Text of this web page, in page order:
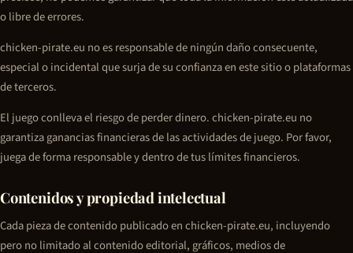
o libre de errores.
chicken-pirate.eu no es responsable de ningún daño consecuente,
especial o incidental que surja de su confianza en este sitio o plataformas
de terceros.
El juego conlleva el riesgo de perder dinero. chicken-pirate.eu no
garantiza ganancias financieras de las actividades de juego. Por favor,
juega de forma responsable y dentro de tus límites financieros.
Contenidos y propiedad intelectual
Cada pieza de contenido publicado en chicken-pirate.eu, incluyendo
pero no limitado al contenido editorial, gráficos, medios de